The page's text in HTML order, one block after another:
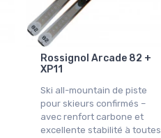
Rossignol Arcade 82 +
XP11
Ski all-mountain de piste
pour skieurs confirmés –
avec renfort carbone et
excellente stabilité à toutes